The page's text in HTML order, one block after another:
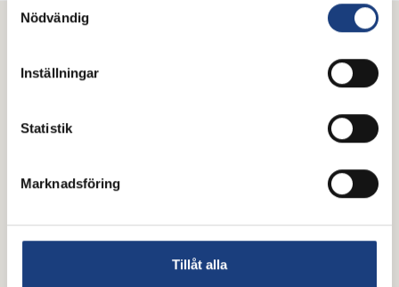
Nödvändig
Inställningar
Statistik
Marknadsföring
Tillåt alla